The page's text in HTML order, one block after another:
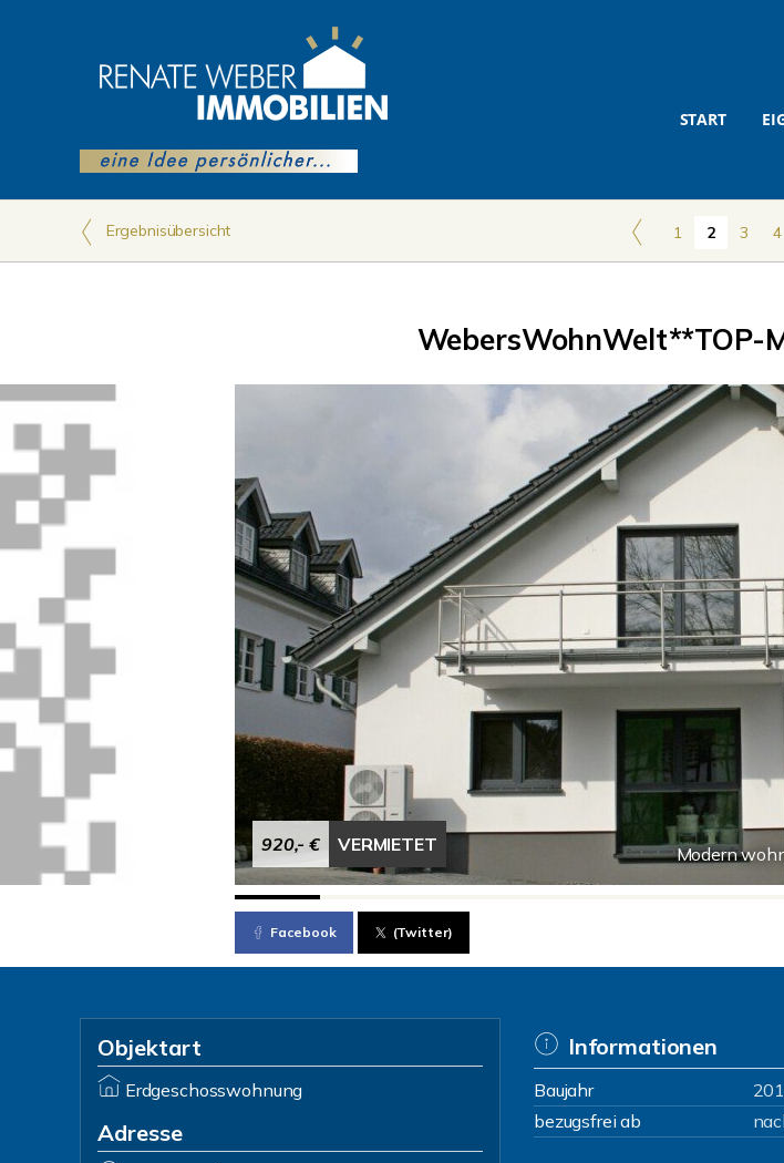
START
Ergebnisübersicht 1 2 3 4
WebersWohnWelt**TOP-
Modern
920,- € VERMIETET
Facebook (Twitter)
Objektart
Erdgeschosswohnung
Adresse
Informationen
Baujahr
bezugsfrei ab